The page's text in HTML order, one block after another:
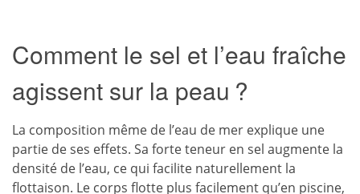
Comment le sel et l’eau fraîche
agissent sur la peau ?
La composition même de l’eau de mer explique une
partie de ses effets. Sa forte teneur en sel augmente la
densité de l’eau, ce qui facilite naturellement la
flottaison. Le corps flotte plus facilement qu’en piscine,